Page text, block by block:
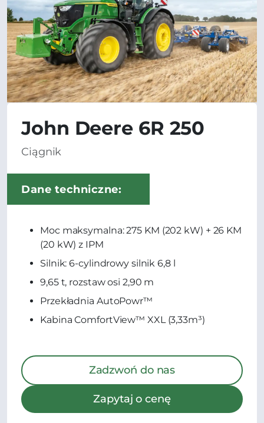
John Deere 6R 250
Ciągnik
Dane techniczne:
Moc maksymalna: 275 KM (202 kW) + 26 KM
(20 kW) z IPM
Silnik: 6-cylindrowy silnik 6,8 l
9,65 t, rozstaw osi 2,90 m
Przekładnia AutoPowr™
Kabina ComfortView™ XXL (3,33m³)
Zadzwoń do nas
Zapytaj o cenę